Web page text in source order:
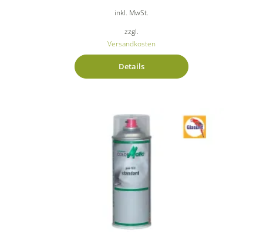
inkl. MwSt.
zzgl.
Versandkosten
Details